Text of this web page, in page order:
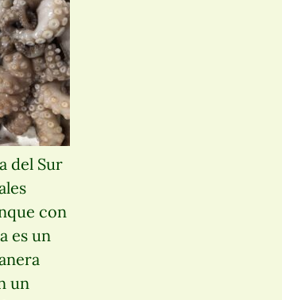
del Sur
con
es un
un